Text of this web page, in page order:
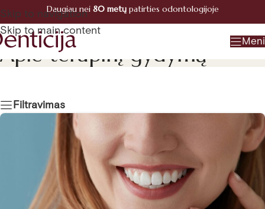
Skip to navigation
Skip to main content
+370 660 07770 Registracija
Daugiau nei 80 metųpatirties odontologijoje
Apie terapinį gydymą
Filtravimas